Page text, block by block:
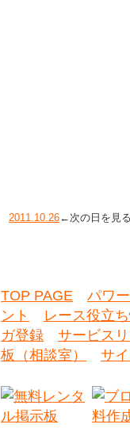
2011.10.26←次の日を見
TOP PAGE
パワ
ント
レース役立
ガ登録
サービス
板（相談室）
サ